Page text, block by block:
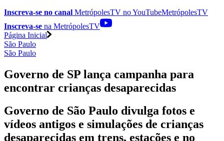
Inscreva-se no canal MetrópolesTV noYouTubeMetrópolesTV
Inscreva-se na MetrópolesTV
Página Inicial
São Paulo
São Paulo
Governo de SP lança campanha para
encontrar crianças desaparecidas
Governo de São Paulo divulga fotos e
vídeos antigos e simulações de crianças
desaparecidas em trens, estações e no